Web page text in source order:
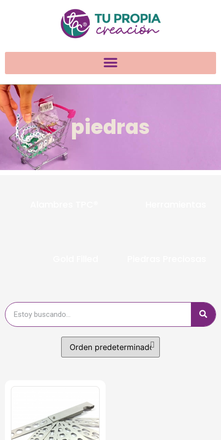
piedras